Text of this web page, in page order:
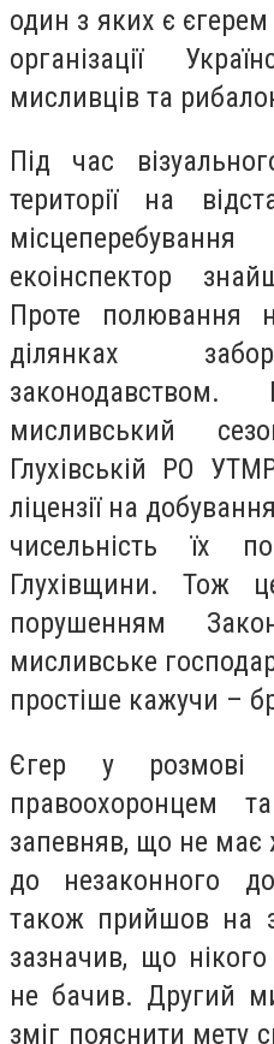
один з яких є єгерем
організації
мисливців та
Під час
території на
екоінспектор
Проте полювання
ділянках
мисливський
Глухівській РО
ліцензії на
чисельність їх
Глухівщини. Тож
порушенням
мисливське
простіше кажучи –
Єгер у розмові
правоохоронцем
запевняв, що не має
до незаконного
також прийшов на
зазначив, що
не бачив. Другий
зміг пояснити мету